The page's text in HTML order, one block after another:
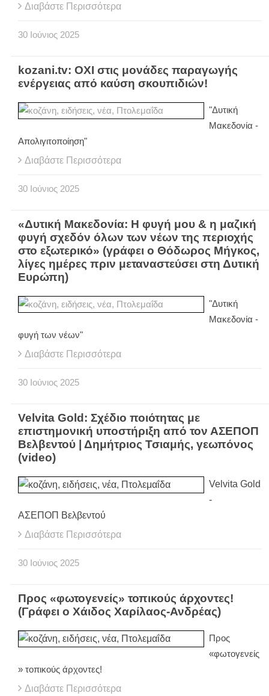
Διαβάστε Περισσότερα
30 Ιούνιος 2025
kozani.tv: ΟΧΙ στις μονάδες παραγωγής
ενέργειας από καύση σκουπιδιών!
"Δυτική
Μακεδονία -
Απολιγιτοποίηση"
Διαβάστε Περισσότερα
30 Ιούνιος 2025
«Δυτική Μακεδονία: Η φυγή μου & η μαζική
φυγή σχεδόν όλων των νέων της περιοχής
στο εξωτερικό» (γράφει ο Θόδωρος Μήγκος,
λίγες ημέρες πριν μεταναστεύσει στη Δυτική
Ευρώπη)
"Δυτική
Μακεδονία -
φυγή των νέων"
Διαβάστε Περισσότερα
30 Ιούνιος 2025
Velvita Gold: Σχέδιο ποιότητας με
επιστημονική υποστήριξη από τον ΑΣΕΠΟΠ
Βελβεντού | Δημήτριος Τσιαμής, γεωπόνος
(video)
Velvita Gold
-
ΑΣΕΠΟΠ Βελβεντού
Διαβάστε Περισσότερα
30 Ιούνιος 2025
Προς «φωτογενείς» τοπικούς άρχοντες!
(Γράφει ο Χάιδος Χαρίλαος-Ανδρέας)
Προς
«φωτογενείς
» τοπικούς άρχοντες!
Διαβάστε Περισσότερα